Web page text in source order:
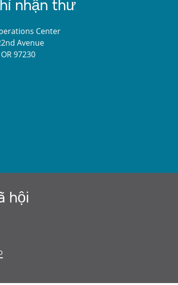
nhận thư
Center
Avenue
97230
hội